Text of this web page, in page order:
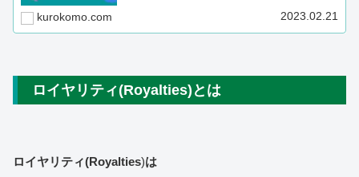
kurokomo.com 2023.02.21
ロイヤリティ(Royalties)とは
ロイヤリティ(Royalties)は